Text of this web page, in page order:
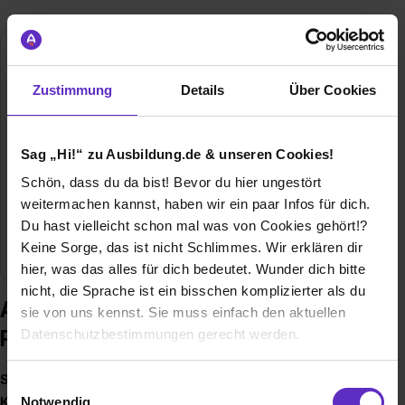
Zustimmung Details Über Cookies
Sag „Hi!“ zu Ausbildung.de & unseren Cookies!
Schön, dass du da bist! Bevor du hier ungestört
weitermachen kannst, haben wir ein paar Infos für dich.
Du hast vielleicht schon mal was von Cookies gehört!?
Keine Sorge, das ist nicht Schlimmes. Wir erklären dir
hier, was das alles für dich bedeutet. Wunder dich bitte
nicht, die Sprache ist ein bisschen komplizierter als du
sie von uns kennst. Sie muss einfach den aktuellen
Datenschutzbestimmungen gerecht werden.
Einwilligungsauswahl
Notwendig
Ismaninger Straße 22
Krankenanstalt, 1967 als Universitätsklinikum
Mitarbeiter 6600
Branche Medizin, Pflege
Ausbildung bei TUM Klinikum
Rechts der Isar
Starte deine Karriere mit einer Ausbildung am TUM
Klinikum Rechts der Isar!